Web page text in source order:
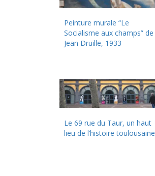
Peinture murale “Le
Socialisme aux champs” de
Jean Druille, 1933
Le 69 rue du Taur, un haut
lieu de l’histoire toulousaine